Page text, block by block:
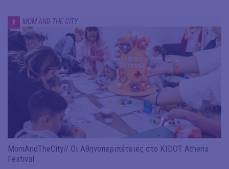
# MOM AND THE CITY
MomAndTheCity// Οι Αθηνοπεριπέτειες στο KIDOT Athens
Festival